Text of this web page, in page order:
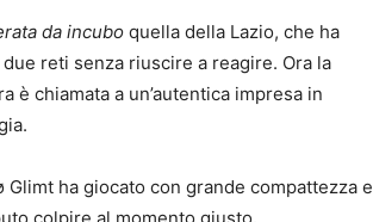
da incubo quella della Lazio, che ha
reti senza riuscire a reagire. Ora la
è chiamata a un’autentica impresa in
Glimt ha giocato con grande compattezza e